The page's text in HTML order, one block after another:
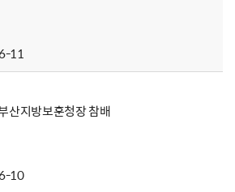
11
산지방보훈청장 참배
10